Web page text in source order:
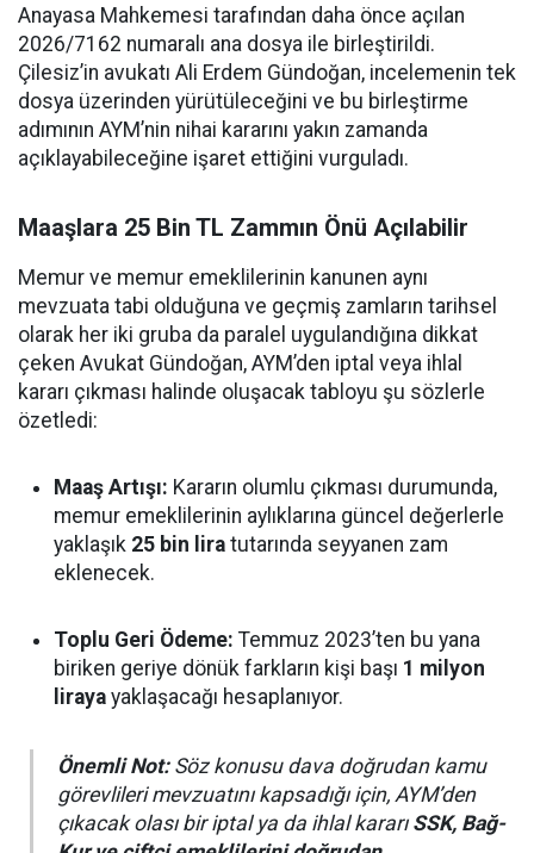
Anayasa Mahkemesi tarafından daha önce açılan
2026/7162 numaralı ana dosya ile birleştirildi.
Çilesiz’in avukatı Ali Erdem Gündoğan, incelemenin tek
dosya üzerinden yürütüleceğini ve bu birleştirme
adımının AYM’nin nihai kararını yakın zamanda
açıklayabileceğine işaret ettiğini vurguladı.
Maaşlara 25 Bin TL Zammın Önü Açılabilir
Memur ve memur emeklilerinin kanunen aynı
mevzuata tabi olduğuna ve geçmiş zamların tarihsel
olarak her iki gruba da paralel uygulandığına dikkat
çeken Avukat Gündoğan, AYM’den iptal veya ihlal
kararı çıkması halinde oluşacak tabloyu şu sözlerle
özetledi:
Maaş Artışı: Kararın olumlu çıkması durumunda,
memur emeklilerinin aylıklarına güncel değerlerle
yaklaşık 25 bin lira tutarında seyyanen zam
eklenecek.
Toplu Geri Ödeme: Temmuz 2023’ten bu yana
biriken geriye dönük farkların kişi başı 1 milyon
liraya yaklaşacağı hesaplanıyor.
Önemli Not:Söz konusu dava doğrudan kamu
görevlileri mevzuatını kapsadığı için, AYM’den
çıkacak olası bir iptal ya da ihlal kararı SSK, Bağ-